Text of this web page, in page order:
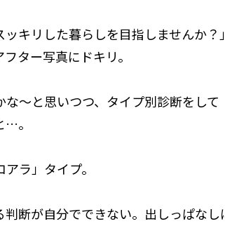
ッキリした暮らしを目指しませんか
ター写真にドキリ。
〜と思いつつ、タイプ別診断をして
…。
ラ」タイプ。
断が自分でできない。出しっぱなし